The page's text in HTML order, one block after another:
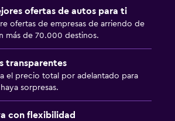
ofertas de autos para ti
ofertas de empresas de arriendo de
más de 70.000 destinos.
transparentes
el precio total por adelantado para
sorpresas.
con flexibilidad